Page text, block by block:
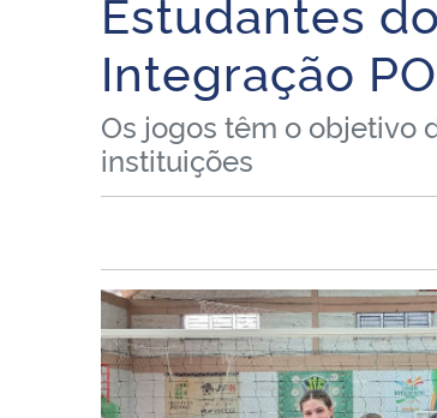
Secretaria de Governo
Gabinete de
Institucional
Integração
Os jogos têm o objetivo
instituições